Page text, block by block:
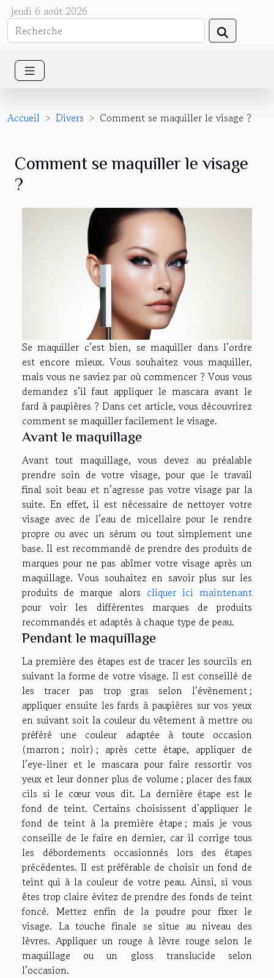
jeudi 6 août 2026
Accueil Divers Comment se maquiller le visage ?
Comment se maquiller le visage
?
Se maquiller c’est bien, se maquiller dans l’ordre
est encore mieux. Vous souhaitez vous maquiller,
mais vous ne saviez par où commencer ? Vous vous
demandez s’il faut appliquer le mascara avant le
fard à paupières ? Dans cet article, vous découvrirez
comment se maquiller facilement le visage.
Avant le maquillage
Avant tout maquillage, vous devez au préalable
prendre soin de votre visage, pour que le travail
final soit beau et n’agresse pas votre visage par la
suite. En effet, il est nécessaire de nettoyer votre
visage avec de l’eau de micellaire pour le rendre
propre ou avec un sérum ou tout simplement une
base. Il est recommandé de prendre des produits de
marques pour ne pas abîmer votre visage après un
maquillage. Vous souhaitez en savoir plus sur les
produits de marque alors cliquer ici maintenant
pour voir les différentes marques de produits
recommandés et adaptés à chaque type de peau.
Pendant le maquillage
La première des étapes est de tracer les sourcils en
suivant la forme de votre visage. Il est conseillé de
les tracer pas trop gras selon l’évènement ;
appliquer ensuite les fards à paupières sur vos yeux
en suivant soit la couleur du vêtement à mettre ou
préféré une couleur adaptée à toute occasion
(marron ; noir) ; après cette étape, appliquer de
l’eye-liner et le mascara pour faire ressortir vos
yeux et leur donner plus de volume ; placer des faux
cils si le cœur vous dit. La dernière étape est le
fond de teint. Certains choisissent d’appliquer le
fond de teint à la première étape ; mais je vous
conseille de le faire en dernier, car il corrige tous
les débordements occasionnés lors des étapes
précédentes. Il est préférable de choisir un fond de
teint qui à la couleur de votre peau. Ainsi, si vous
êtes trop claire évitez de prendre des fonds de teint
foncé. Mettez enfin de la poudre pour fixer le
visage. La touche finale se situe au niveau des
lèvres. Appliquer un rouge à lèvre rouge selon le
maquillage ou un gloss translucide selon
l’occasion.